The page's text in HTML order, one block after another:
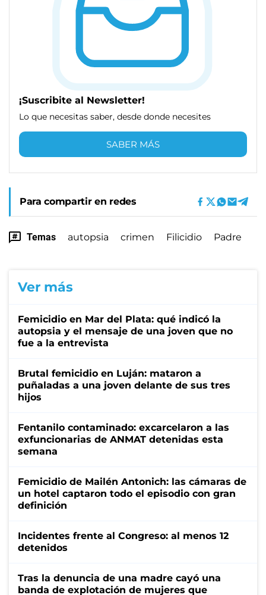
¡Suscribite al Newsletter!
Lo que necesitas saber, desde donde necesites
SABER MÁS
Para compartir en redes
Temas autopsia crimen Filicidio Padre
Ver más
Femicidio en Mar del Plata: qué indicó la
autopsia y el mensaje de una joven que no
fue a la entrevista
Brutal femicidio en Luján: mataron a
puñaladas a una joven delante de sus tres
hijos
Fentanilo contaminado: excarcelaron a las
exfuncionarias de ANMAT detenidas esta
semana
Femicidio de Mailén Antonich: las cámaras de
un hotel captaron todo el episodio con gran
definición
Incidentes frente al Congreso: al menos 12
detenidos
Tras la denuncia de una madre cayó una
banda de explotación de mujeres que